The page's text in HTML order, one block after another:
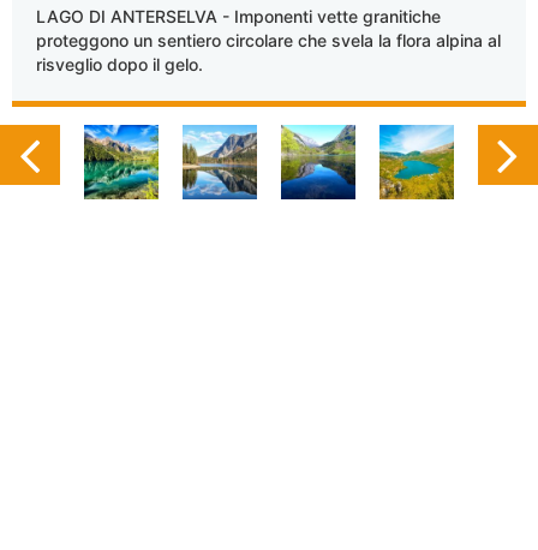
LAGO DI ANTERSELVA - Imponenti vette granitiche
proteggono un sentiero circolare che svela la flora alpina al
risveglio dopo il gelo.